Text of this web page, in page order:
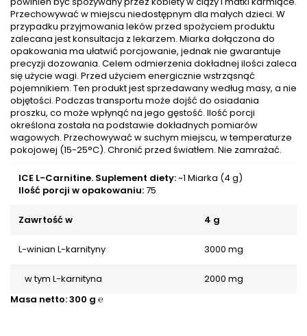
Przechowywać w miejscu niedostępnym dla małych dzieci. W
przypadku przyjmowania leków przed spożyciem produktu
zalecana jest konsultacja z lekarzem. Miarka dołączona do
opakowania ma ułatwić porcjowanie, jednak nie gwarantuje
precyzji dozowania. Celem odmierzenia dokładnej ilości zaleca
się użycie wagi. Przed użyciem energicznie wstrząsnąć
pojemnikiem. Ten produkt jest sprzedawany według masy, a nie
objętości. Podczas transportu może dojść do osiadania
proszku, co może wpłynąć na jego gęstość. Ilość porcji
określona została na podstawie dokładnych pomiarów
wagowych. Przechowywać w suchym miejscu, w temperaturze
pokojowej (15-25°C). Chronić przed światłem. Nie zamrażać.
ICE L-Carnitine. Suplement diety:~1 Miarka (4 g)
Ilość porcji w opakowaniu:75
Zawrtość w 4 g
L-winian L-karnityny 3000 mg
w tym L-karnityna
2000 mg
Masa netto:300 g ℮